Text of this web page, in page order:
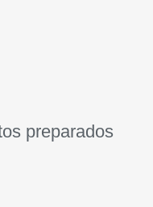
preparados